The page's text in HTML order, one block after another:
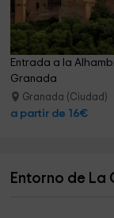
Entrada a la
Granada
Granada (Ciudad)
a partir de 16€
Entorno de La